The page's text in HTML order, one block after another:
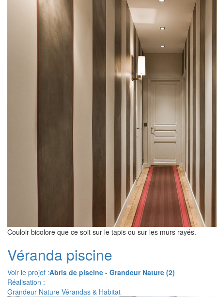
Couloir bicolore que ce soit sur le tapis ou sur les murs rayés.
Véranda piscine
Voir le projet :Abris de piscine - Grandeur Nature (2)
Réalisation :
Grandeur Nature Vérandas & Habitat